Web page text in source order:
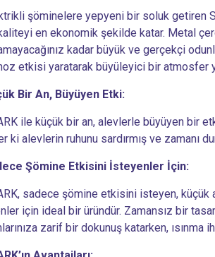
şöminelere yepyeni bir soluk getiren
en ekonomik şekilde katar. Metal
kadar büyük ve gerçekçi
etkisi yaratarak büyüleyici bir atmosfer
Bir An, Büyüyen Etki:
ile küçük bir an, alevlerle büyüyen bir
ki alevlerin ruhunu sardırmış ve zamanı
Şömine Etkisini İsteyenler İçin:
sadece şömine etkisini isteyen, küçük
için ideal bir üründür. Zamansız bir
zarif bir dokunuş katarken, ısınma